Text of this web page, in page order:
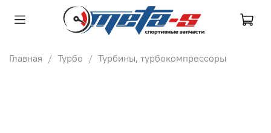
Главная Турбо Турбины, турбокомпрессоры